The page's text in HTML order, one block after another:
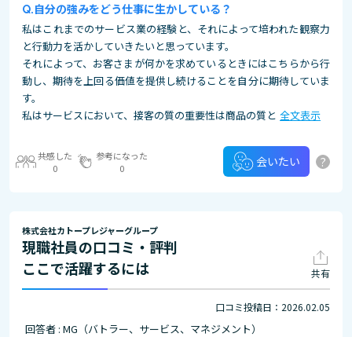
自分の強みをどう仕事に生かしている？
私はこれまでのサービス業の経験と、それによって培われた観察力
と行動力を活かしていきたいと思っています。
それによって、お客さまが何かを求めているときにはこちらから行
動し、期待を上回る価値を提供し続けることを自分に期待していま
す。
私はサービスにおいて、接客の質の重要性は商品の質と 全文表示
共感した
0
参考になった
0
会いたい ?
株式会社カトープレジャーグループ
現職社員の口コミ・評判
ここで活躍するには
共有
口コミ投稿日：2026.02.05
回答者 : MG（バトラー、サービス、マネジメント）